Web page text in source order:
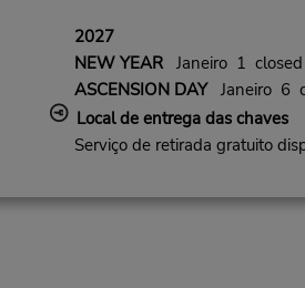
2027
NEW YEARJaneiro 1 closed
ASCENSION DAYJaneiro 6
Local de entrega das chaves
Serviço de retirada gratuito